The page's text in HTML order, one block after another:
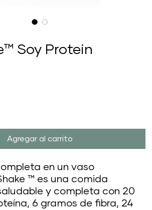
Soy Protein
Agregar al carrito
en un vaso
™ es una comida
y completa con 20
6 gramos de fibra, 24